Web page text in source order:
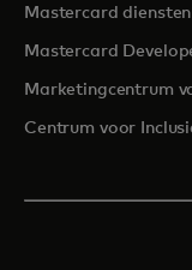
Mastercard diensten
Mastercard
Marketingcentrum
Centrum voor